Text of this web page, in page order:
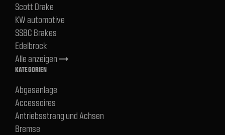
Scott Drake
KW automotive
SSBC Brakes
Edelbrock
Alle anzeigentrending_flat
KATEGORIEN
Abgasanlage
Accessoires
Antriebsstrang und Achsen
Bremse